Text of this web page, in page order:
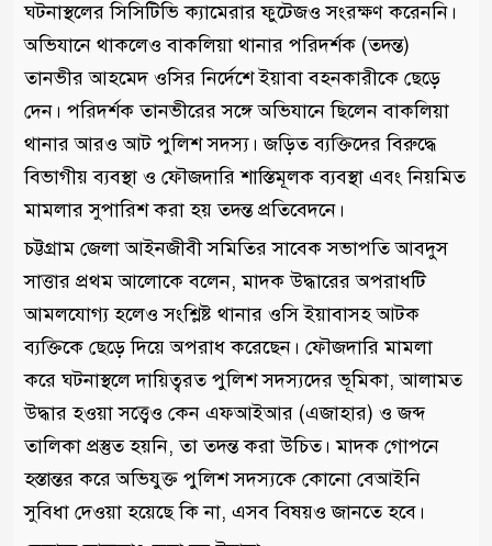
ঘটনাস্থলের সিসিটিভি ক্যামেরার ফুটেজও সংরক্ষণ করেননি।
অভিযানে থাকলেও বাকলিয়া থানার পরিদর্শক (তদন্ত)
তানভীর আহমেদ ওসির নির্দেশে ইয়াবা বহনকারীকে ছেড়ে
দেন। পরিদর্শক তানভীরের সঙ্গে অভিযানে ছিলেন বাকলিয়া
থানার আরও আট পুলিশ সদস্য। জড়িত ব্যক্তিদের বিরুদ্ধে
বিভাগীয় ব্যবস্থা ও ফৌজদারি শাস্তিমূলক ব্যবস্থা এবং নিয়মিত
মামলার সুপারিশ করা হয় তদন্ত প্রতিবেদনে।
চট্টগ্রাম জেলা আইনজীবী সমিতির সাবেক সভাপতি আবদুস
সাত্তার প্রথম আলোকে বলেন, মাদক উদ্ধারের অপরাধটি
আমলযোগ্য হলেও সংশ্লিষ্ট থানার ওসি ইয়াবাসহ আটক
ব্যক্তিকে ছেড়ে দিয়ে অপরাধ করেছেন। ফৌজদারি মামলা
করে ঘটনাস্থলে দায়িত্বরত পুলিশ সদস্যদের ভূমিকা, আলামত
উদ্ধার হওয়া সত্ত্বেও কেন এফআইআর (এজাহার) ও জব্দ
তালিকা প্রস্তুত হয়নি, তা তদন্ত করা উচিত। মাদক গোপনে
হস্তান্তর করে অভিযুক্ত পুলিশ সদস্যকে কোনো বেআইনি
সুবিধা দেওয়া হয়েছে কি না, এসব বিষয়ও জানতে হবে।